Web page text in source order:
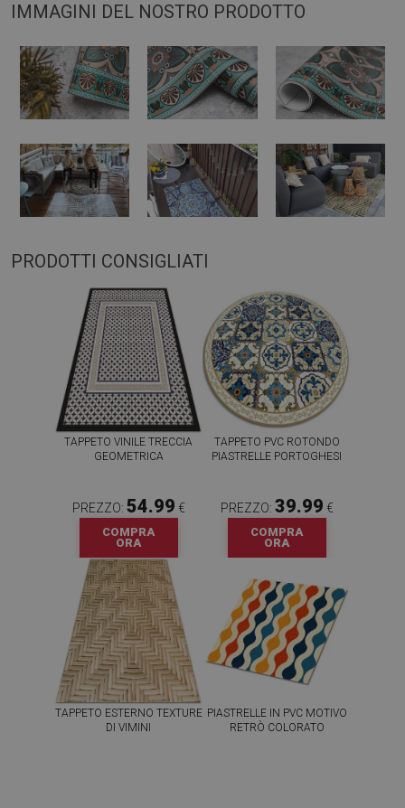
IMMAGINI DEL NOSTRO PRODOTTO
PRODOTTI CONSIGLIATI
TAPPETO VINILE TRECCIA
GEOMETRICA
PREZZO: 54.99 €
COMPRA
ORA
TAPPETO PVC ROTONDO
PIASTRELLE PORTOGHESI
PREZZO: 39.99 €
COMPRA
ORA
TAPPETO ESTERNO TEXTURE
DI VIMINI
PIASTRELLE IN PVC MOTIVO
RETRÒ COLORATO